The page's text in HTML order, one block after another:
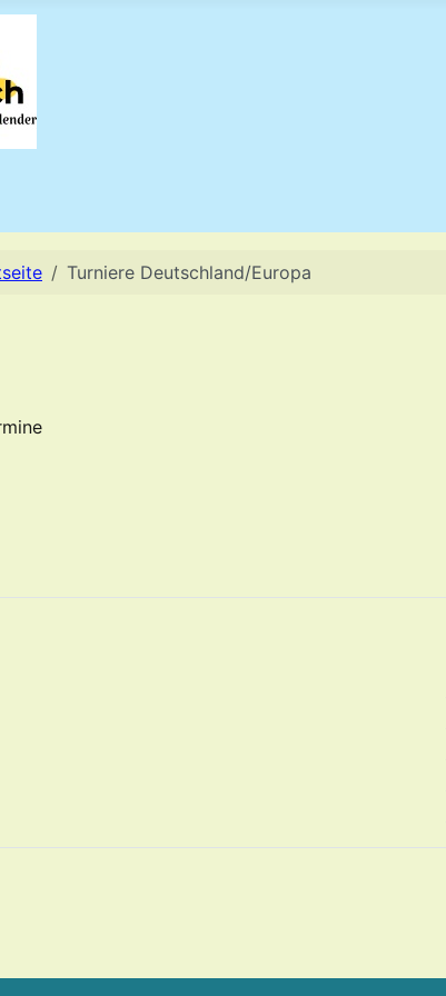
Turniere Deutschland/Europa